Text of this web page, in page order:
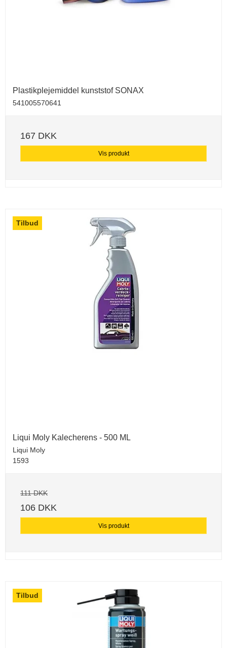
Plastikplejemiddel kunststof SONAX
541005570641
167 DKK
Vis produkt
Tilbud
Liqui Moly Kalecherens - 500 ML
Liqui Moly
1593
111 DKK
106 DKK
Vis produkt
Tilbud